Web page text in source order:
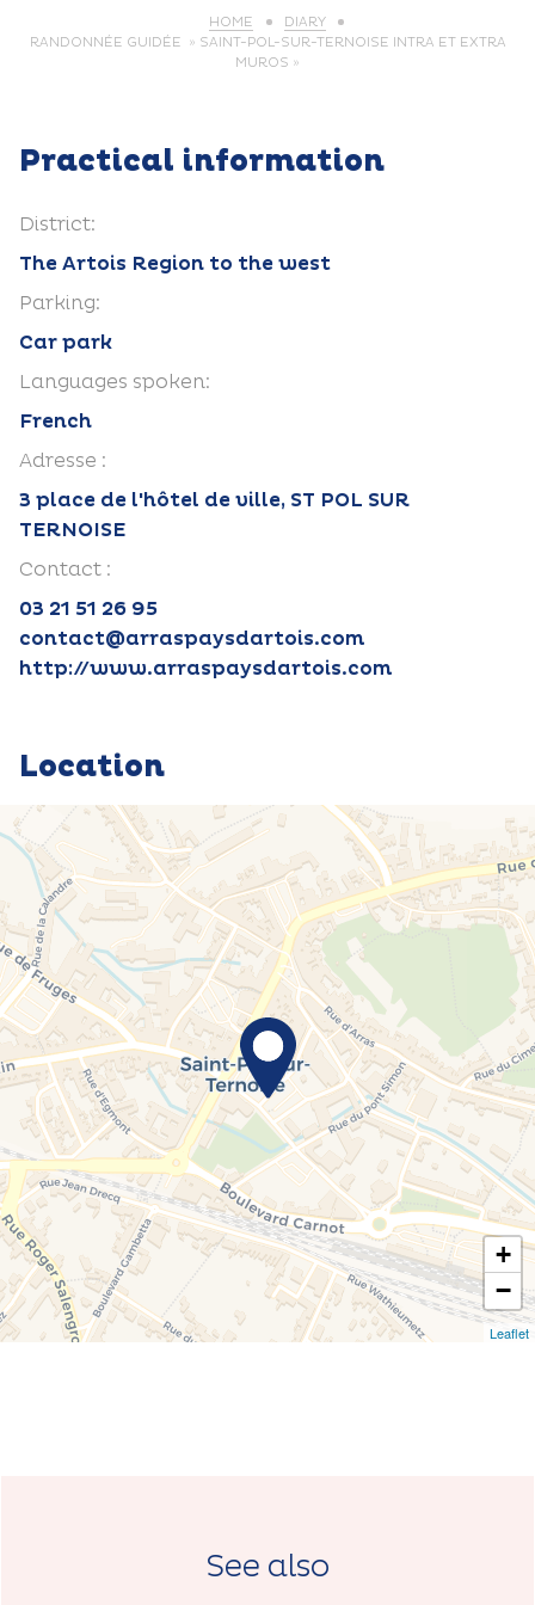
HOME
DIARY
RANDONNÉE GUIDÉE » SAINT-POL-SUR-TERNOISE INTRA ET EXTRA
MUROS »
Practical information
District:
The Artois Region to the west
Parking:
Car park
Languages spoken:
French
Adresse :
3 place de l'hôtel de ville, ST POL SUR
TERNOISE
Contact :
03 21 51 26 95
contact@arraspaysdartois.com
http://www.arraspaysdartois.com
Location
+
−
Leaflet
See also